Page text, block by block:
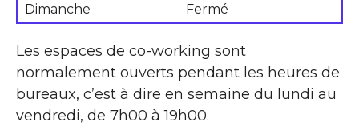
Dimanche
Fermé
Les espaces de co-working sont
normalement ouverts pendant les heures de
bureaux, c’est à dire en semaine du lundi au
vendredi, de 7h00 à 19h00.